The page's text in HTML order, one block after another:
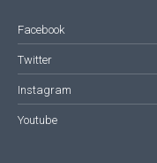
Facebook
Twitter
Instagram
Youtube